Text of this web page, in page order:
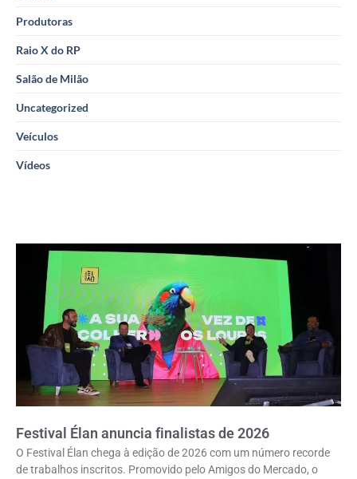
Produtoras
Raio X do RP
Salão de Milão
Uncategorized
Veículos
Vídeos
Festival Élan anuncia finalistas de 2026
O Festival Élan chega à edição de 2026 com um número recorde
de trabalhos inscritos. Promovido pelo Amigos do Mercado, o